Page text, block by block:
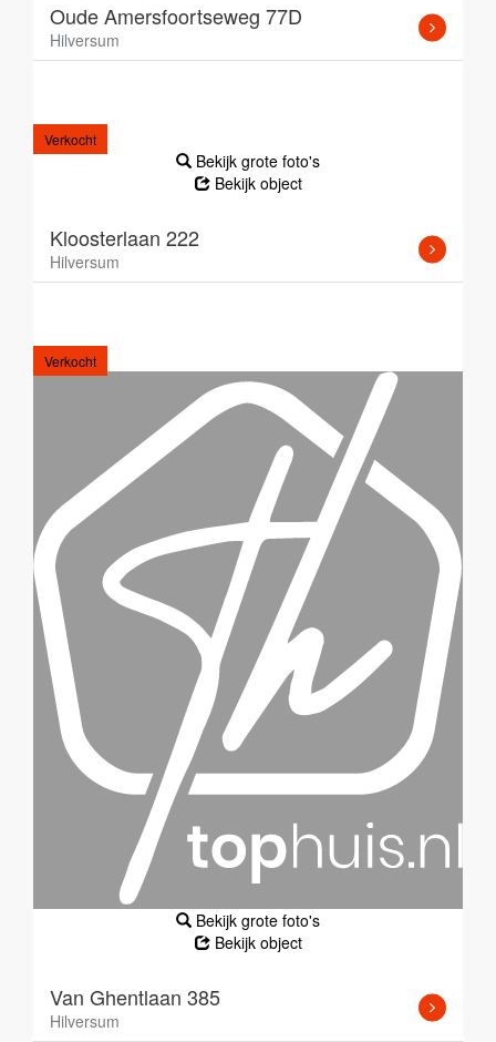
Oude Amersfoortseweg 77D
Hilversum
Verkocht
Bekijk grote foto's
Bekijk object
Kloosterlaan 222
Hilversum
Verkocht
Bekijk grote foto's
Bekijk object
Van Ghentlaan 385
Hilversum